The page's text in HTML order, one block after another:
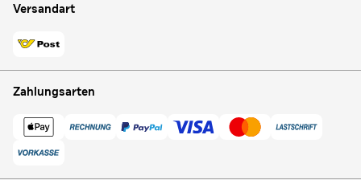
Versandart
Zahlungsarten